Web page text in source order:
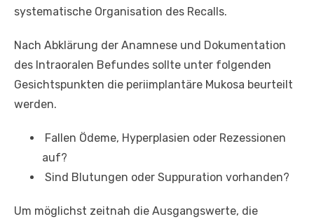
systematische Organisation des Recalls.
Nach Abklärung der Anamnese und Dokumentation
des Intraoralen Befundes sollte unter folgenden
Gesichtspunkten die periimplantäre Mukosa beurteilt
werden.
Fallen Ödeme, Hyperplasien oder Rezessionen
auf?
Sind Blutungen oder Suppuration vorhanden?
Um möglichst zeitnah die Ausgangswerte, die